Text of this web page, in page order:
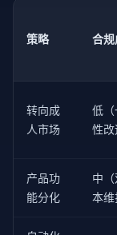
{
// 情感陪伴
if
const
      }
策略 合
转向成
人市场
低（
性改
产品功
能分化
中
本维